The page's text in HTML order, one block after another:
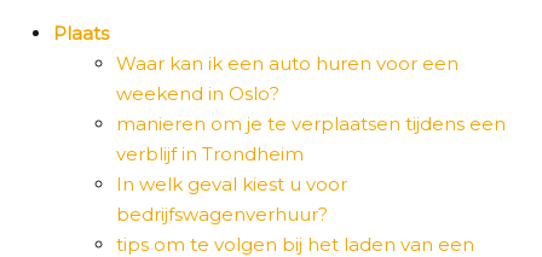
Plaats
Waar kan ik een auto huren voor een
weekend in Oslo?
manieren om je te verplaatsen tijdens een
verblijf in Trondheim
In welk geval kiest u voor
bedrijfswagenverhuur?
tips om te volgen bij het laden van een